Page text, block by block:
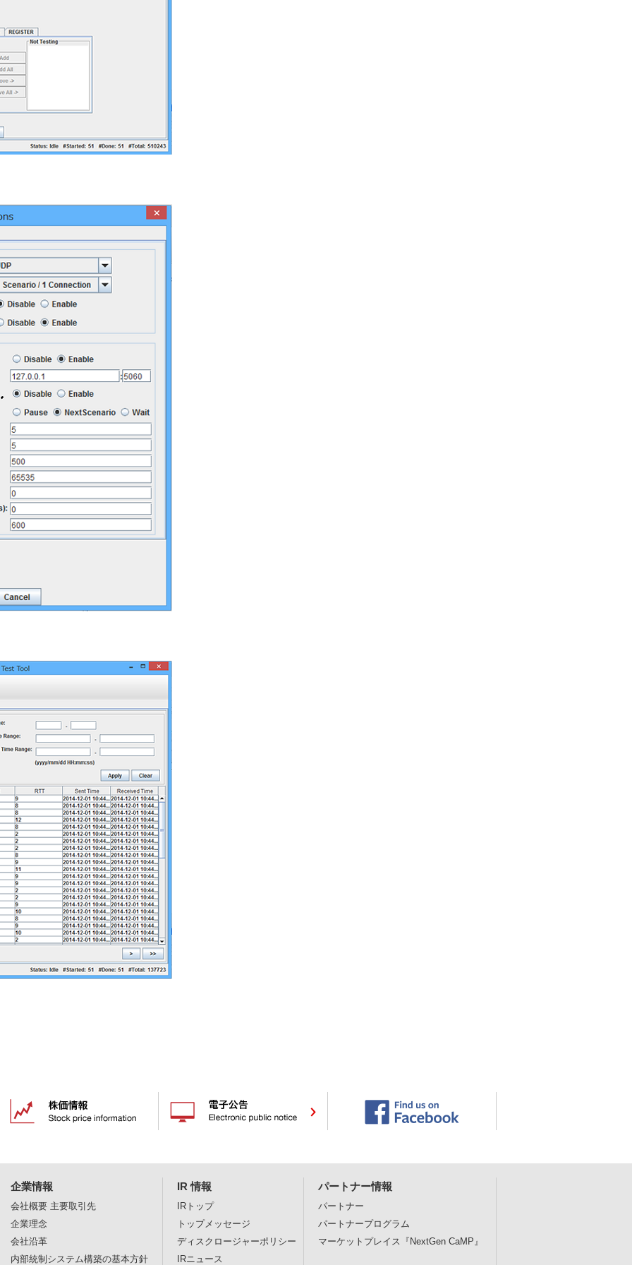
企業情報
会社概要 主要取引先
企業理念
会社沿革
内部統制システム構築の基本方針
IR 情報
IRトップ
トップメッセージ
ディスクロージャーポリシー
IRニュース
パートナー情報
パートナー
パートナープログラム
マーケットプレイス 『NextGen CaMP』